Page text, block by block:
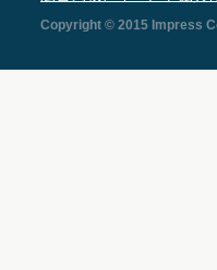
Copyright © 2015 Impress